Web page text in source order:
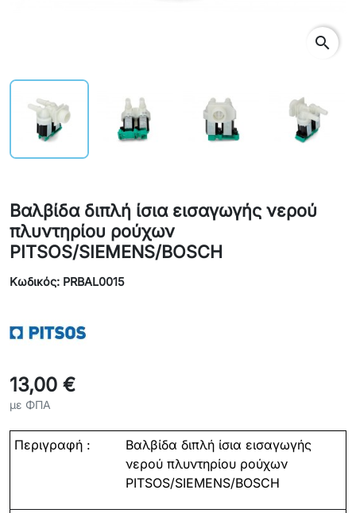
search
Βαλβίδα διπλή ίσια εισαγωγής νερού
πλυντηρίου ρούχων
PITSOS/SIEMENS/BOSCH
Κωδικός: PRBAL0015
13,00 €
με ΦΠΑ
Περιγραφή :
Βαλβίδα διπλή ίσια εισαγωγής
νερού πλυντηρίου ρούχων
PITSOS/SIEMENS/BOSCH